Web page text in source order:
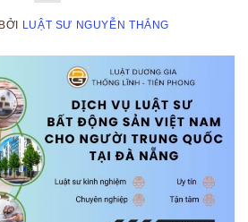
BỞI LUẬT SƯ NGUYỄN THẮNG